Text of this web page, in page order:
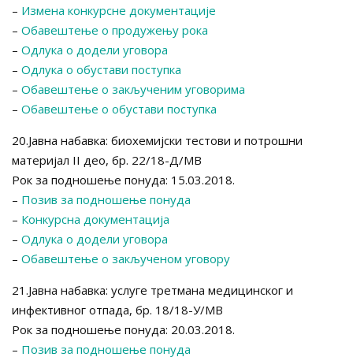
– Измена конкурсне документације
– Обавештење о продужењу рока
– Одлука о додели уговора
– Одлука о обустави поступка
– Обавештење о закљученим уговорима
– Обавештење о обустави поступка
20.Јавна набавка: биохемијски тестови и потрошни
материјал II део, бр. 22/18-Д/МВ
Рок за подношење понуда: 15.03.2018.
– Позив за подношење понуда
– Конкурсна документација
– Одлука о додели уговора
– Обавештење о закљученом уговору
21.Јавна набавка: услуге третмана медицинског и
инфективног отпада, бр. 18/18-У/МВ
Рок за подношење понуда: 20.03.2018.
– Позив за подношење понуда